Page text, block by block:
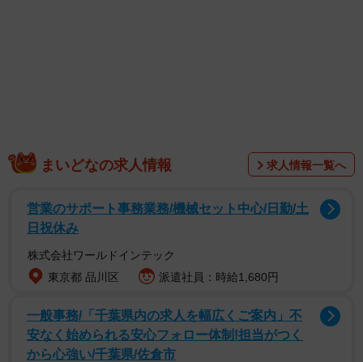
1/5
例えばセクシー女優が「今日は撮影がんばる！」と投稿す
字）」という挨拶リプライを送るわけです。このようなや
り取りを毎日しているのに、この手のおじさんはなぜか絶
まいどなの求人情報 求人情報一覧へ
営業のサポート事務業務/機械セット中心/日勤/土
日祝休み
株式会社ワールドインテック
東京都 品川区
派遣社員：時給1,680円
一般事務/「千葉県内の求人を幅広くご案内」不
安なく始められる安心フォロー体制!担当がつく
から心強い/千葉県/佐倉市